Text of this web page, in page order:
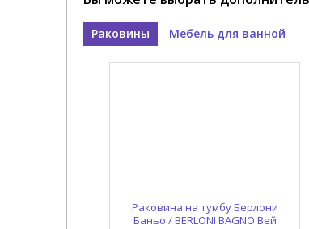
Раковины Мебель для ванной
Раковина на тумбу Берлони
Баньо / BERLONI BAGNO Вей
Тумба под раковину Берлони
Баньо / BERLONI BAGNO Вей